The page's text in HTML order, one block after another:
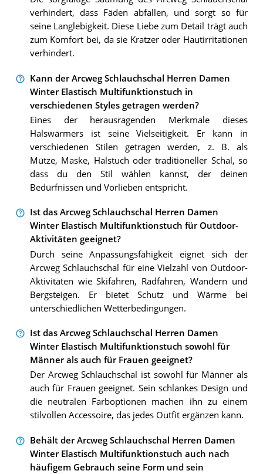
verhindert, dass Fäden abfallen, und sorgt so für
seine Langlebigkeit. Diese Liebe zum Detail trägt auch
zum Komfort bei, da sie Kratzer oder Hautirritationen
verhindert.
Kann der Arcweg Schlauchschal Herren Damen
Winter Elastisch Multifunktionstuch in
verschiedenen Styles getragen werden?
Eines der herausragenden Merkmale dieses
Halswärmers ist seine Vielseitigkeit. Er kann in
verschiedenen Stilen getragen werden, z. B. als
Mütze, Maske, Halstuch oder traditioneller Schal, so
dass du den Stil wählen kannst, der deinen
Bedürfnissen und Vorlieben entspricht.
Ist das Arcweg Schlauchschal Herren Damen
Winter Elastisch Multifunktionstuch für Outdoor-
Aktivitäten geeignet?
Durch seine Anpassungsfähigkeit eignet sich der
Arcweg Schlauchschal für eine Vielzahl von Outdoor-
Aktivitäten wie Skifahren, Radfahren, Wandern und
Bergsteigen. Er bietet Schutz und Wärme bei
unterschiedlichen Wetterbedingungen.
Ist das Arcweg Schlauchschal Herren Damen
Winter Elastisch Multifunktionstuch sowohl für
Männer als auch für Frauen geeignet?
Der Arcweg Schlauchschal ist sowohl für Männer als
auch für Frauen geeignet. Sein schlankes Design und
die neutralen Farboptionen machen ihn zu einem
stilvollen Accessoire, das jedes Outfit ergänzen kann.
Behält der Arcweg Schlauchschal Herren Damen
Winter Elastisch Multifunktionstuch auch nach
häufigem Gebrauch seine Form und sein